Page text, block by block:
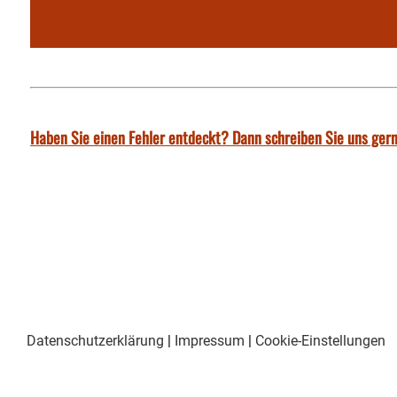
Haben Sie einen Fehler entdeckt? Dann schreiben Sie uns
Datenschutzerklärung | Impressum | Cookie-Einstellungen